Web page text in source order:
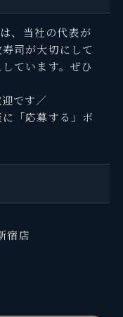
、当社の代表が
司が大切にして
ています。ぜひ
です／
「応募する」ボ
宿店